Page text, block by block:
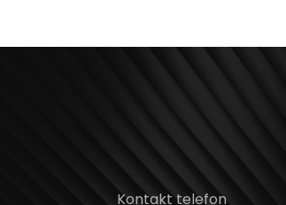
Kontakt telefon